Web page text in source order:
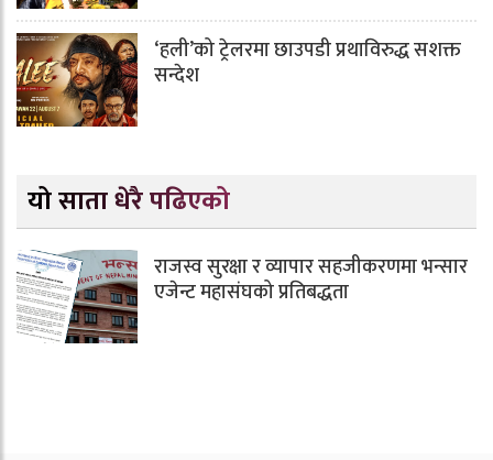
‘हली’को ट्रेलरमा छाउपडी प्रथाविरुद्ध सशक्त
सन्देश
यो साता धेरै पढिएको
राजस्व सुरक्षा र व्यापार सहजीकरणमा भन्सार
एजेन्ट महासंघको प्रतिबद्धता